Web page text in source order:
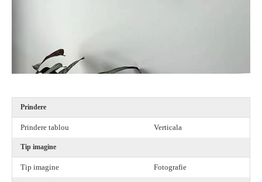
Prindere
Prindere tablou Verticala
Tip imagine
Tip imagine Fotografie